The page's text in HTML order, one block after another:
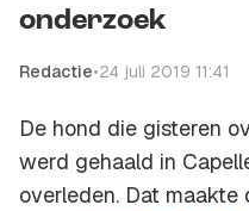
onderzoek
Redactie•24 juli 2019 11:41
De hond die gisteren
werd gehaald in
overleden. Dat